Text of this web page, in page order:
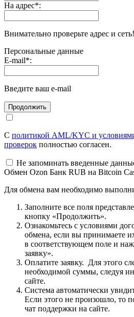
На адрес*:
Внимательно проверьте адрес и сеть!
Персональные данные
E-mail*:
Введите ваш e-mail
С политикой AML/KYC и
проверок полностью согласен.
Не запоминать введенные
Обмен Ozon Банк RUB на Bitcoin
Для обмена вам необходимо
Заполните все поля
кнопку «Продолжить».
Ознакомьтесь с условиями
обмена, если вы принимаете
в соответствующем поле и
заявку».
Оплатите заявку. Для этого
необходимой суммы, следуя
сайте.
Система автоматически
Если этого не произошло, то
чат поддержки на сайте.